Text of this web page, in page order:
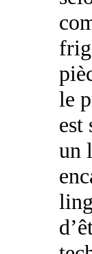
le
est
un